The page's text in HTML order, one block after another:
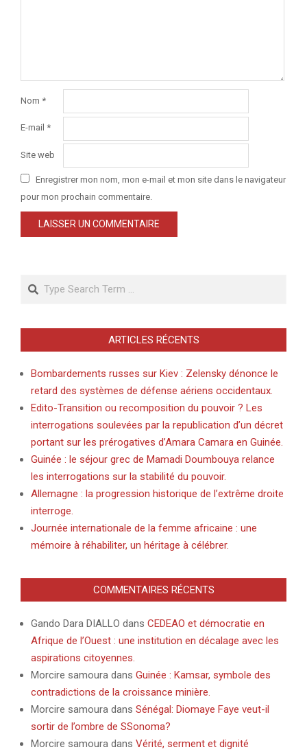
Nom *
E-mail *
Site web
Enregistrer mon nom, mon e-mail et mon site dans le navigateur
pour mon prochain commentaire.
Search
ARTICLES RÉCENTS
Bombardements russes sur Kiev : Zelensky dénonce le
retard des systèmes de défense aériens occidentaux.
Edito-Transition ou recomposition du pouvoir ? Les
interrogations soulevées par la republication d’un décret
portant sur les prérogatives d’Amara Camara en Guinée.
Guinée : le séjour grec de Mamadi Doumbouya relance
les interrogations sur la stabilité du pouvoir.
Allemagne : la progression historique de l’extrême droite
interroge.
Journée internationale de la femme africaine : une
mémoire à réhabiliter, un héritage à célébrer.
COMMENTAIRES RÉCENTS
Gando Dara DIALLO dans CEDEAO et démocratie en
Afrique de l’Ouest : une institution en décalage avec les
aspirations citoyennes.
Morcire samoura dans Guinée : Kamsar, symbole des
contradictions de la croissance minière.
Morcire samoura dans Sénégal: Diomaye Faye veut-il
sortir de l’ombre de SSonoma?
Morcire samoura dans Vérité, serment et dignité